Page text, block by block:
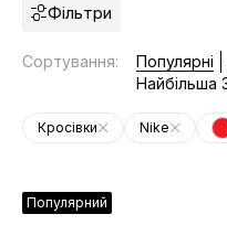
Фільтри
Сортування: Популярні
Найбільша
Кросівки Nike
Популярний